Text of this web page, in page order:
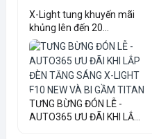
X-Light tung khuyến mãi
khủng lên đến 20...
TƯNG BỪNG ĐÓN LỄ -
AUTO365 ƯU ĐÃI KHI LẮ...